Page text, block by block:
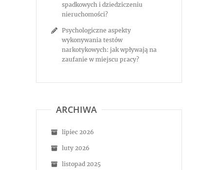
spadkowych i dziedziczeniu
nieruchomości?
Psychologiczne aspekty
wykonywania testów
narkotykowych: jak wpływają na
zaufanie w miejscu pracy?
ARCHIWA
lipiec 2026
luty 2026
listopad 2025